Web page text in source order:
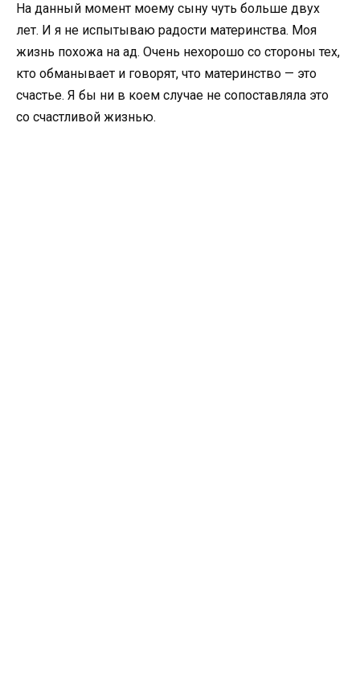
На данный момент моему сыну чуть больше двух
лет. И я не испытываю радости материнства. Моя
жизнь похожа на ад. Очень нехорошо со стороны тех,
кто обманывает и говорят, что материнство — это
счастье. Я бы ни в коем случае не сопоставляла это
со счастливой жизнью.